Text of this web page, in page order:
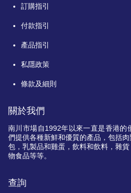
訂購指引
付款指引
產品指引
私隱政策
條款及細則
關於我們
南川市場自1992年以來一直是香港的
們提供各種新鮮和優質的產品，包括
包，乳製品和雞蛋，飲料和飲料，雜
物食品等等。
查詢